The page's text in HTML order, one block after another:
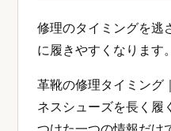
修理のタイミングを逃
に履きやすくなります。
革靴の修理タイミング
ネスシューズを長く履